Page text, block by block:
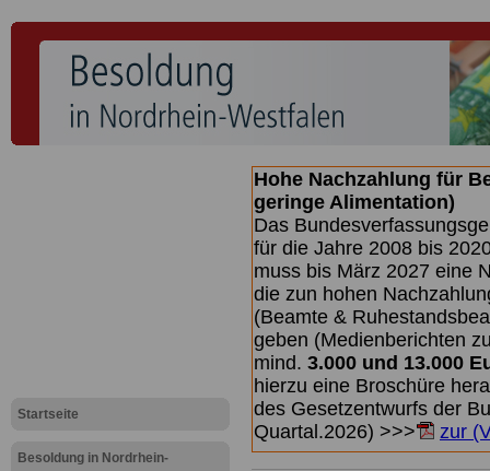
Startseite
Besoldung in Nordrhein-
Hohe Nachzahlung für
geringe Alimentation)
Das
für die Jahre 2008 bis
muss bis März 2027 eine
die zun hohen
(Beamte &
geben (Medienberichten
mind. 3.000 und 13.000
hierzu eine Broschüre
des Gesetzentwurfs der
Quartal.2026) >>>
zur